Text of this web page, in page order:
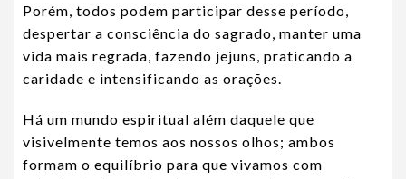
Porém, todos podem participar desse período,
despertar a consciência do sagrado, manter uma
vida mais regrada, fazendo jejuns, praticando a
caridade e intensificando as orações.
Há um mundo espiritual além daquele que
visivelmente temos aos nossos olhos; ambos
formam o equilíbrio para que vivamos com